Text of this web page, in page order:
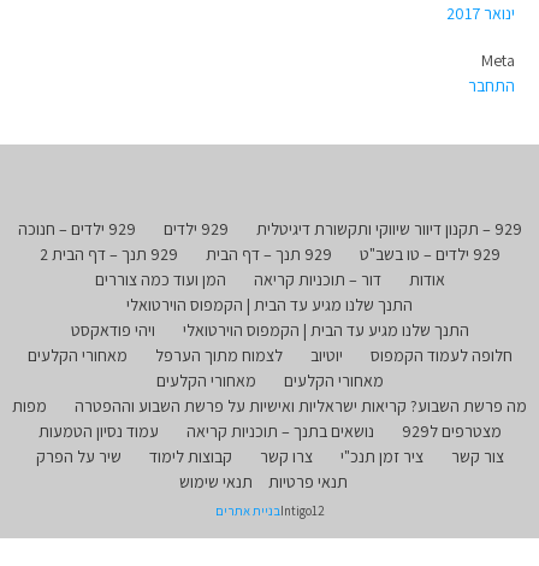
ינואר 2017
Meta
התחבר
929 – תקנון דיוור שיווקי ותקשורת דיגיטלית 929 ילדים
929 ילדים – חנוכה
929 ילדים – טו בשב"ט
929 תנך – דף הבית
929 תנך – דף הבית 2
אודות
דור – תוכניות קריאה
המן ועוד כמה צוררים
התנך שלנו מגיע עד הבית | הקמפוס הוירטואלי
התנך שלנו מגיע עד הבית | הקמפוס הוירטואלי
ויהי פודאקסט
חלופה לעמוד הקמפוס
יוטיוב לצמוח מתוך הערפל
מאחורי הקלעים
מאחורי הקלעים
מאחורי הקלעים
מה פרשת השבוע? קריאות ישראליות ואישיות על פרשת השבוע וההפטרה
מפות
מצטרפים ל929
נושאים בתנך – תוכניות קריאה
עמוד נסיון הטמעות
צור קשר
ציר זמן תנכ"י צרו קשר קבוצות לימוד
שיר על הפרק
תנאי פרטיות
תנאי שימוש
Intigo12בניית אתרים